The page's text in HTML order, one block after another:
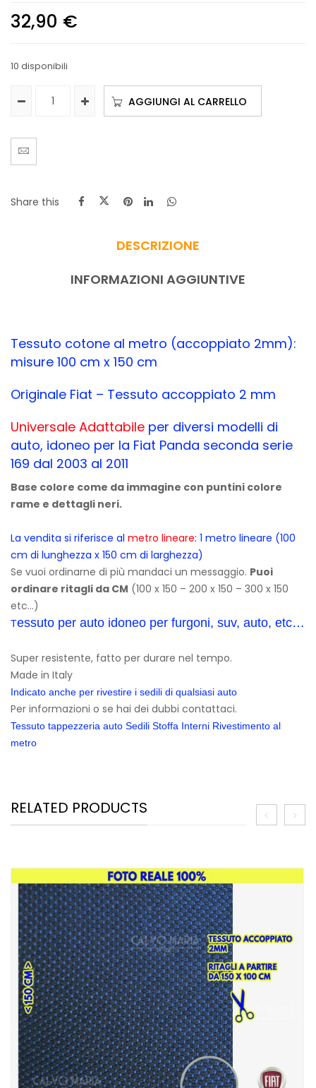
32,90 €
10 disponibili
AGGIUNGI AL CARRELLO
Share this
DESCRIZIONE
INFORMAZIONI AGGIUNTIVE
Tessuto cotone al metro (accoppiato 2mm):
misure 100 cm x 150 cm
Originale Fiat – Tessuto accoppiato 2 mm
Universale Adattabile per diversi modelli di
auto, idoneo per la Fiat Panda seconda serie
169 dal 2003 al 2011
Base colore come da immagine con puntini colore
rame e dettagli neri.
La vendita si riferisce al metro lineare: 1 metro lineare (100
cm di lunghezza x 150 cm di larghezza)
Se vuoi ordinarne di più mandaci un messaggio. Puoi
ordinare ritagli da CM (100 x 150 – 200 x 150 – 300 x 150
etc…)
Tessuto per auto idoneo per furgoni, suv, auto, etc…
Super resistente, fatto per durare nel tempo.
Made in Italy
Indicato anche per rivestire i sedili di qualsiasi auto
Per informazioni o se hai dei dubbi contattaci.
Tessuto tappezzeria auto Sedili Stoffa Interni Rivestimento al
metro
RELATED PRODUCTS